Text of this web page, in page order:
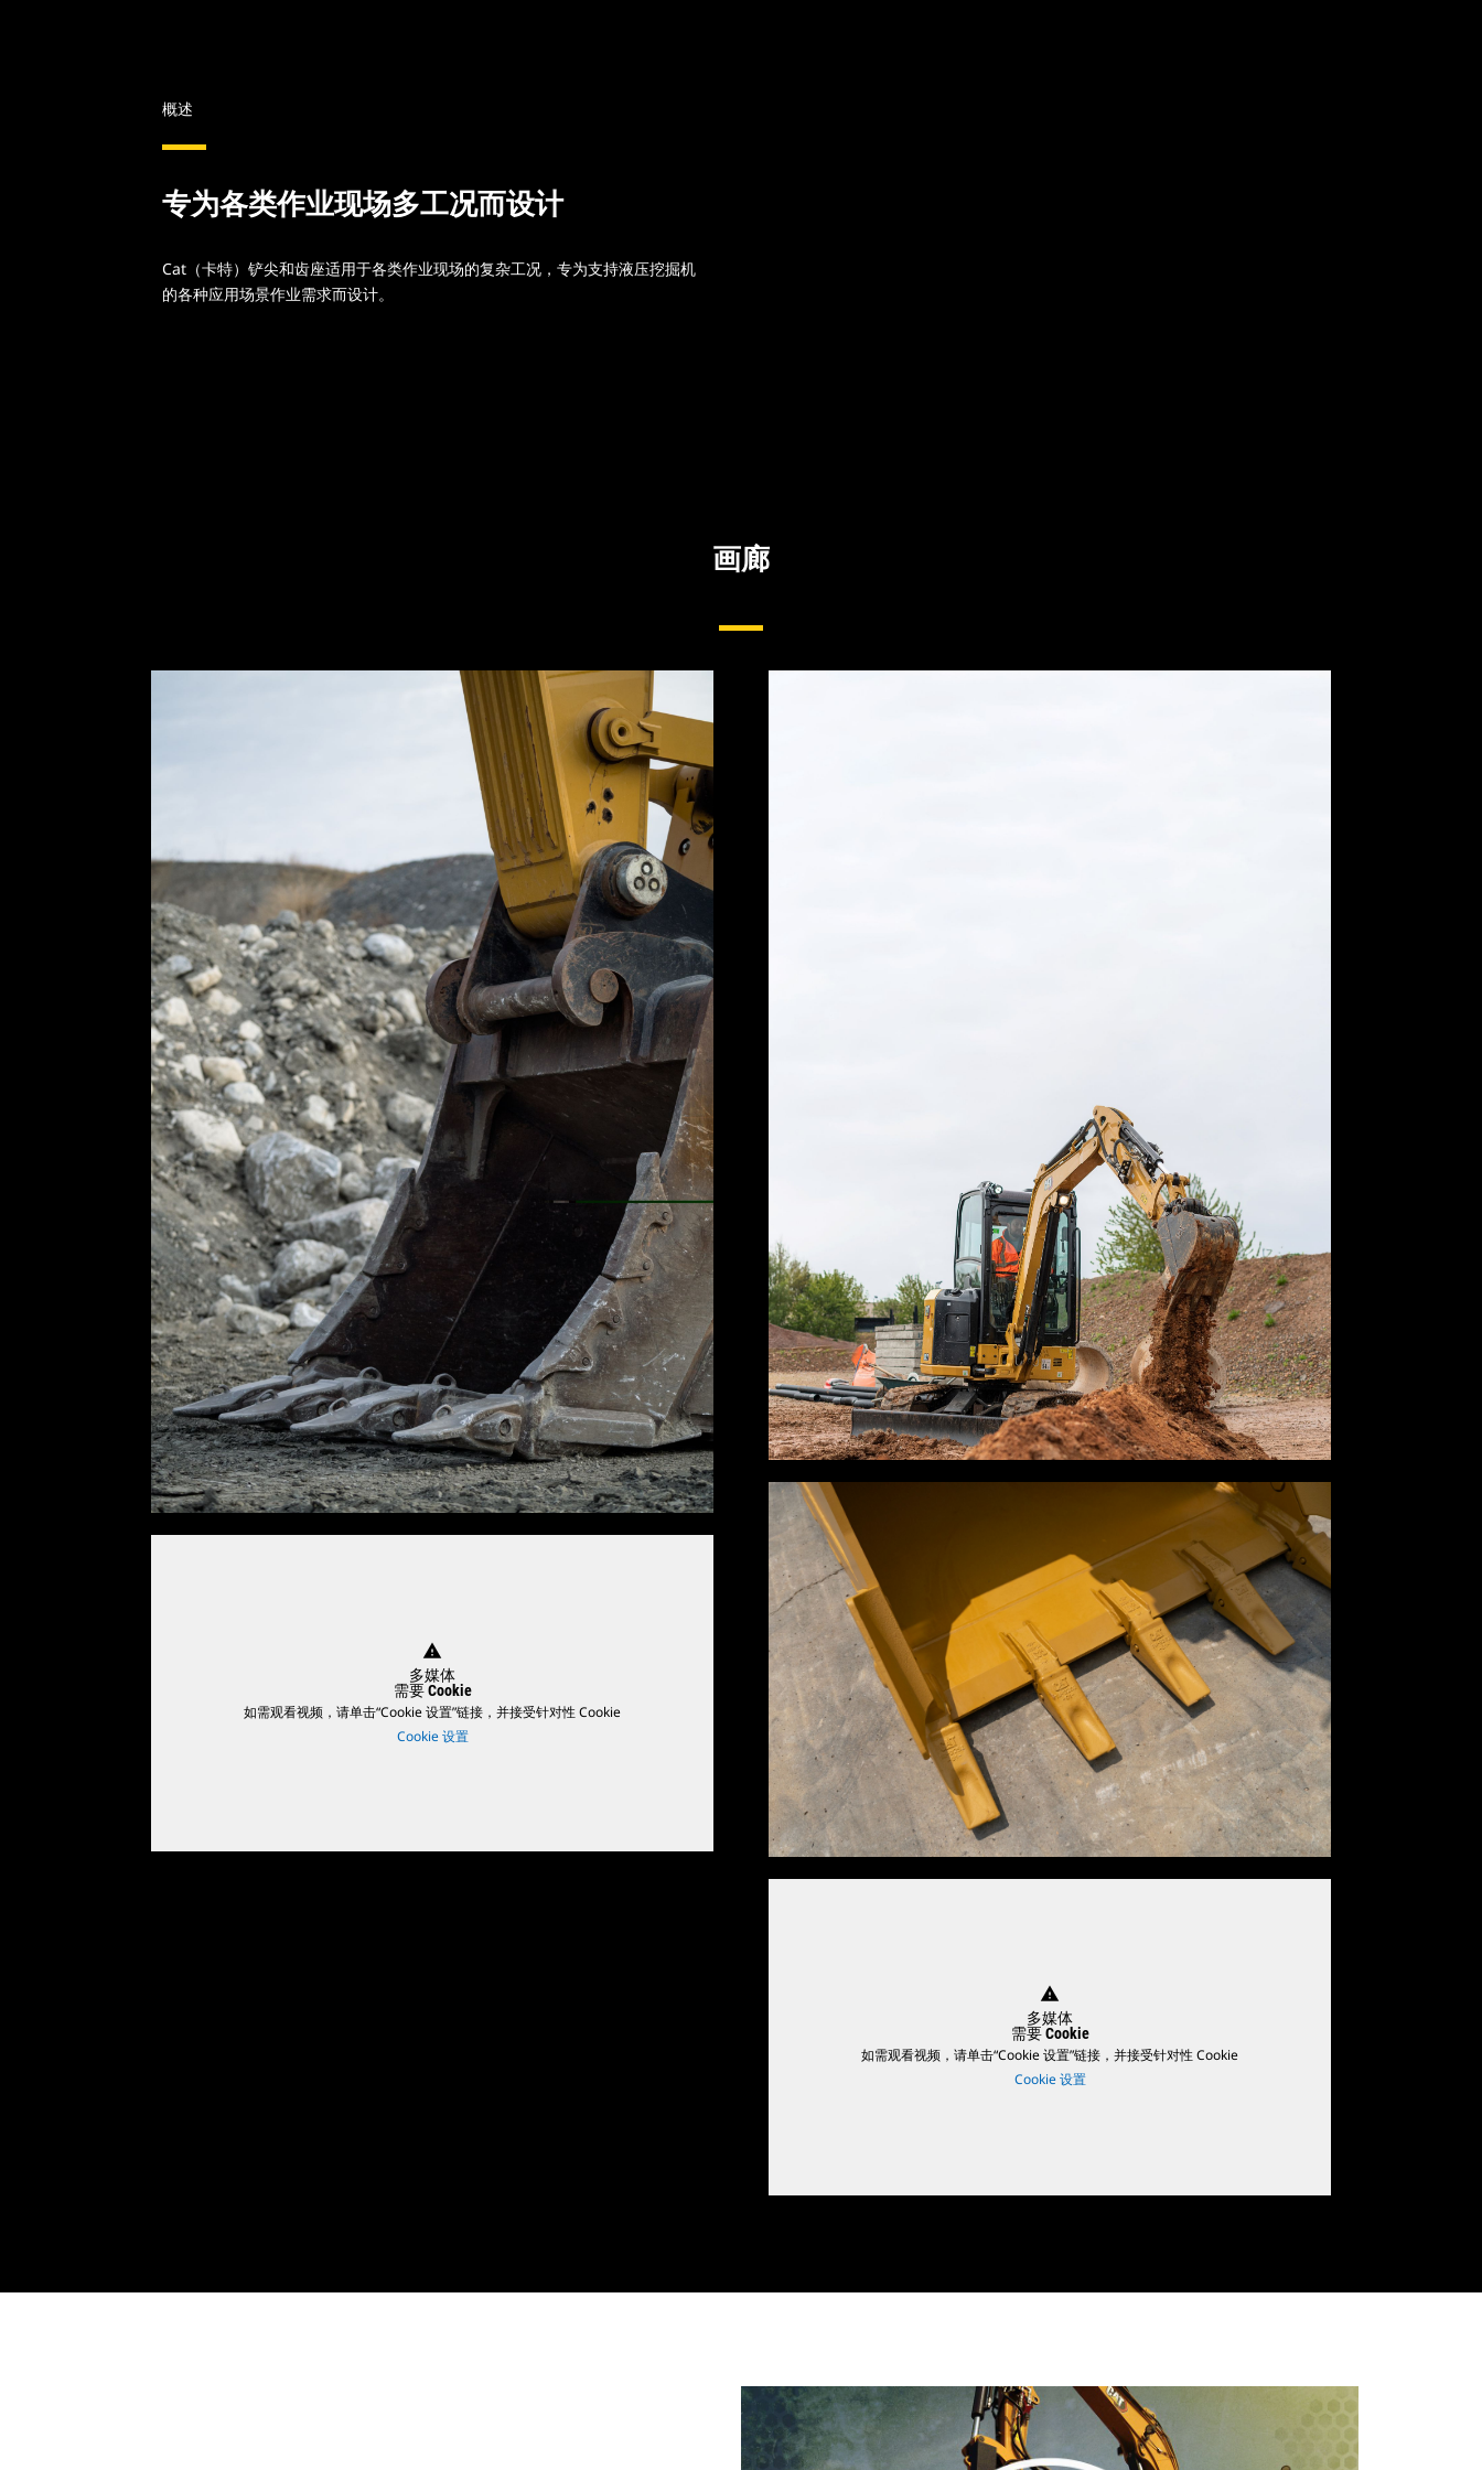
概述
专为各类作业现场多工况而设计
Cat（卡特）铲尖和齿座适用于各类作业现场的复杂工况，专为支持液压挖掘机
的各种应用场景作业需求而设计。
画廊
warning
多媒体
需要 Cookie
如需观看视频，请单击“Cookie 设置”链接，并接受针对性 Cookie
Cookie 设置
warning
多媒体
需要 Cookie
如需观看视频，请单击“Cookie 设置”链接，并接受针对性 Cookie
Cookie 设置